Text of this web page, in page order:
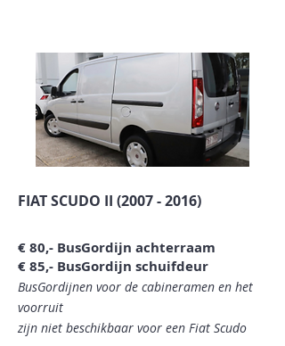
FIAT SCUDO II (2007 - 2016)
€80,- BusGordijn achterraam
€ 85,- BusGordijn schuifdeur
BusGordijnen voor de cabineramen en het
voorruit
zijn niet beschikbaar voor een Fiat Scudo